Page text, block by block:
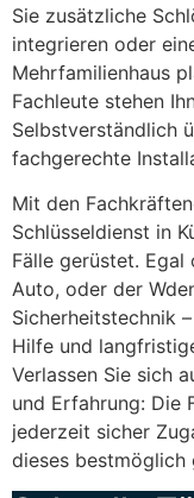
Sie zusätzliche
integrieren oder
Mehrfamilienhaus
Fachleute stehen
Selbstverständlich
fachgerechte
Mit den
Schlüsseldienst in
Fälle gerüstet.
Auto, oder der
Sicherheitstechnik
Hilfe und
Verlassen Sie sich
und Erfahrung: Die
jederzeit sicher
dieses bestmöglich